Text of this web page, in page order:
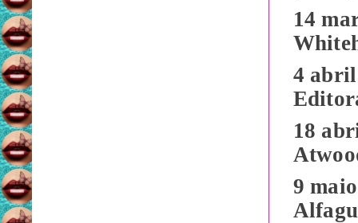
14
4
18
9 maio